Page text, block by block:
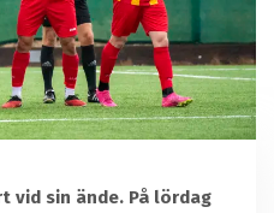
vid sin ände. På lördag